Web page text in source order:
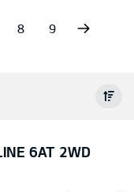
8 9
6AT 2WD